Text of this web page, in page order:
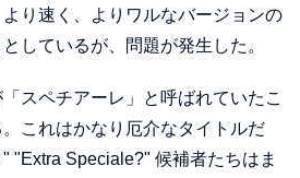
り速く、よりワルなバージョンの
しているが、問題が発生した。
スペチアーレ」と呼ばれていたこ
これはかなり厄介なタイトルだ
"Extra Speciale?" 候補者たちはま